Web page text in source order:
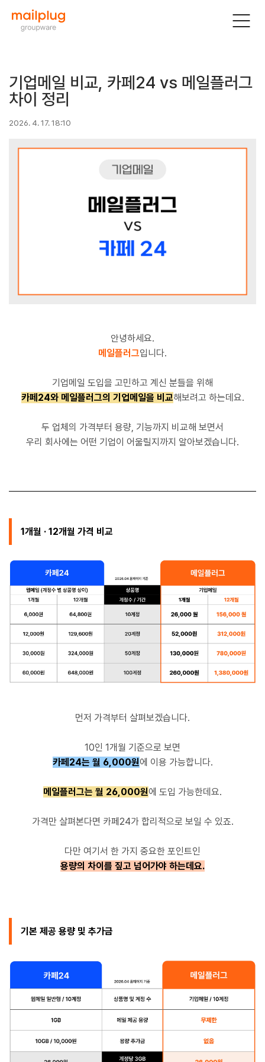
기업메일 비교, 카페24 vs 메일플러그
차이 정리
2026. 4. 17. 18:10
안녕하세요.
메일플러그입니다.
기업메일 도입을 고민하고 계신 분들을 위해
카페24와 메일플러그의 기업메일을 비교해보려고 하는데요.
두 업체의 가격부터 용량, 기능까지 비교해 보면서
우리 회사에는 어떤 기업이 어울릴지까지 알아보겠습니다.
1개월 · 12개월 가격 비교
먼저 가격부터 살펴보겠습니다.
10인 1개월 기준으로 보면
카페24는 월 6,000원에 이용 가능합니다.
메일플러그는 월 26,000원에 도입 가능한데요.
가격만 살펴본다면 카페24가 합리적으로 보일 수 있죠.
다만 여기서 한 가지 중요한 포인트인
용량의 차이를 짚고 넘어가야 하는데요.
기본 제공 용량 및 추가금